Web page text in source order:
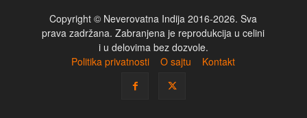
Copyright © Neverovatna Indija 2016-2026. Sva
prava zadržana. Zabranjena je reprodukcija u celini
i u delovima bez dozvole.
Politika privatnosti
O sajtu Kontakt